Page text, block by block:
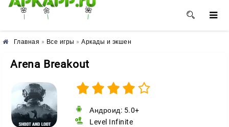
🌸 🌼 🌺
Главная » Все игры » Аркады и экшен
Arena Breakout
Андроид: 5.0+
Level Infinite